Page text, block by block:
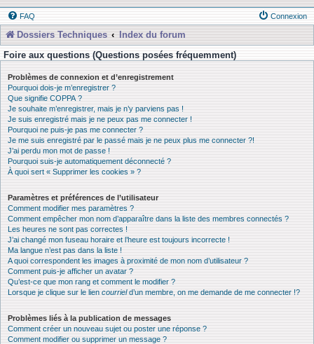
FAQ Connexion
Dossiers Techniques
Index du forum
Foire aux questions (Questions posées fréquemment)
Problèmes de connexion et d’enregistrement
Pourquoi dois-je m’enregistrer ?
Que signifie COPPA ?
Je souhaite m’enregistrer, mais je n’y parviens pas !
Je suis enregistré mais je ne peux pas me connecter !
Pourquoi ne puis-je pas me connecter ?
Je me suis enregistré par le passé mais je ne peux plus me connecter ?!
J’ai perdu mon mot de passe !
Pourquoi suis-je automatiquement déconnecté ?
À quoi sert « Supprimer les cookies » ?
Paramètres et préférences de l’utilisateur
Comment modifier mes paramètres ?
Comment empêcher mon nom d’apparaître dans la liste des membres connectés ?
Les heures ne sont pas correctes !
J’ai changé mon fuseau horaire et l’heure est toujours incorrecte !
Ma langue n’est pas dans la liste !
A quoi correspondent les images à proximité de mon nom d’utilisateur ?
Comment puis-je afficher un avatar ?
Qu’est-ce que mon rang et comment le modifier ?
Lorsque je clique sur le lien courrield’un membre, on me demande de me connecter !?
Problèmes liés à la publication de messages
Comment créer un nouveau sujet ou poster une réponse ?
Comment modifier ou supprimer un message ?